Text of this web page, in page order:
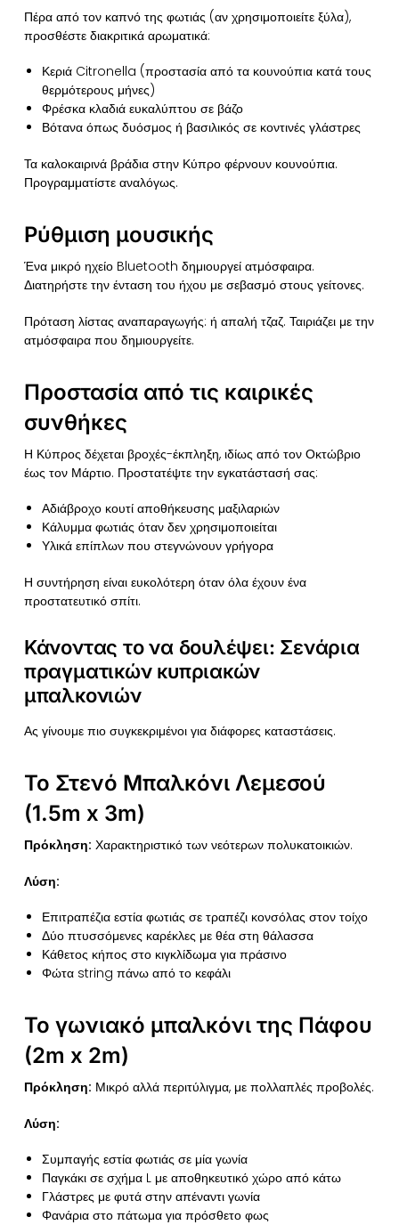
Πέρα από τον καπνό της φωτιάς (αν χρησιμοποιείτε ξύλα),
προσθέστε διακριτικά αρωματικά:
Κεριά Citronella (προστασία από τα κουνούπια κατά τους
θερμότερους μήνες)
Φρέσκα κλαδιά ευκαλύπτου σε βάζο
Βότανα όπως δυόσμος ή βασιλικός σε κοντινές γλάστρες
Τα καλοκαιρινά βράδια στην Κύπρο φέρνουν κουνούπια.
Προγραμματίστε αναλόγως.
Ρύθμιση μουσικής
Ένα μικρό ηχείο Bluetooth δημιουργεί ατμόσφαιρα.
Διατηρήστε την ένταση του ήχου με σεβασμό στους γείτονες.
Πρόταση λίστας αναπαραγωγής: ή απαλή τζαζ. Ταιριάζει με την
ατμόσφαιρα που δημιουργείτε.
Προστασία από τις καιρικές
συνθήκες
Η Κύπρος δέχεται βροχές-έκπληξη, ιδίως από τον Οκτώβριο
έως τον Μάρτιο. Προστατέψτε την εγκατάστασή σας:
Αδιάβροχο κουτί αποθήκευσης μαξιλαριών
Κάλυμμα φωτιάς όταν δεν χρησιμοποιείται
Υλικά επίπλων που στεγνώνουν γρήγορα
Η συντήρηση είναι ευκολότερη όταν όλα έχουν ένα
προστατευτικό σπίτι.
Κάνοντας το να δουλέψει: Σενάρια
πραγματικών κυπριακών
μπαλκονιών
Ας γίνουμε πιο συγκεκριμένοι για διάφορες καταστάσεις.
Το Στενό Μπαλκόνι Λεμεσού
(1.5m x 3m)
Πρόκληση: Χαρακτηριστικό των νεότερων πολυκατοικιών.
Λύση:
Επιτραπέζια εστία φωτιάς σε τραπέζι κονσόλας στον τοίχο
Δύο πτυσσόμενες καρέκλες με θέα στη θάλασσα
Κάθετος κήπος στο κιγκλίδωμα για πράσινο
Φώτα string πάνω από το κεφάλι
Το γωνιακό μπαλκόνι της Πάφου
(2m x 2m)
Πρόκληση: Μικρό αλλά περιτύλιγμα, με πολλαπλές προβολές.
Λύση:
Συμπαγής εστία φωτιάς σε μία γωνία
Παγκάκι σε σχήμα L με αποθηκευτικό χώρο από κάτω
Γλάστρες με φυτά στην απέναντι γωνία
Φανάρια στο πάτωμα για πρόσθετο φως